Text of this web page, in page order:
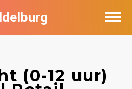
(0-12 uur)